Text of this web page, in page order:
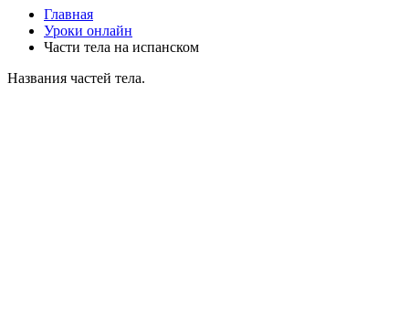
Главная
Уроки онлайн
Части тела на испанском
Названия частей тела.